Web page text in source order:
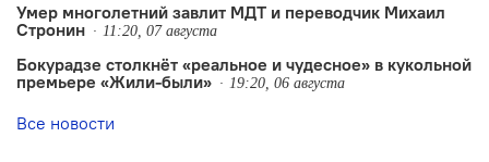
Умер многолетний завлит МДТ и переводчик Михаил
Стронин
11:20, 07 августа
Бокурадзе столкнëт «реальное и чудесное» в кукольной
премьере «Жили-были»
19:20, 06 августа
Все новости